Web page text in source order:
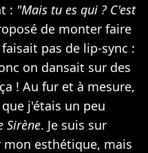
: "Mais tu es qui ? C'est
de monter faire
pas de lip-sync :
on dansait sur des
! Au fur et à mesure,
j'étais un peu
Sirène. Je suis sur
mon esthétique, mais